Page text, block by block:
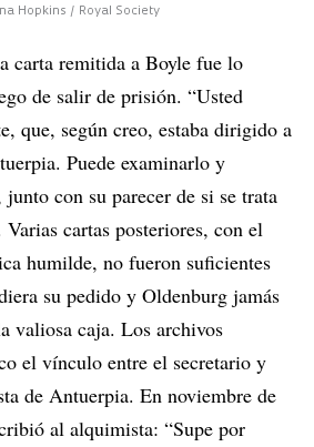
Hopkins / Royal Society
carta remitida a Boyle fue lo
de salir de prisión. “Usted
que, según creo, estaba dirigido a
Puede examinarlo y
junto con su parecer de si se trata
Varias cartas posteriores, con el
humilde, no fueron suficientes
su pedido y Oldenburg jamás
valiosa caja. Los archivos
el vínculo entre el secretario y
de Antuerpia. En noviembre de
al alquimista: “Supe por